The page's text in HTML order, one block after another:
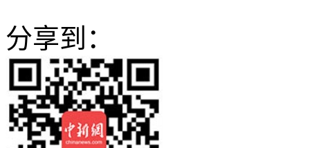
分享到：